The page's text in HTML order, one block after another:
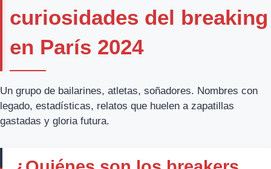
curiosidades del breaking
en París 2024
Un grupo de bailarines, atletas, soñadores. Nombres con
legado, estadísticas, relatos que huelen a zapatillas
gastadas y gloria futura.